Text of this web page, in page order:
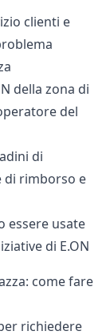
clienti e
della zona di
del
di
di rimborso e
essere usate
di E.ON
come fare
richiedere